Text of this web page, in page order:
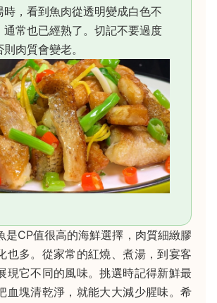
時，看到魚肉從透明變成白色不
通常也已經熟了。切記不要過度
肉質會變老。
是CP值很高的海鮮選擇，肉質細緻膠
也多。從家常的紅燒、煮湯，到宴客
現它不同的風味。挑選時記得新鮮最
血塊清乾淨，就能大大減少腥味。希